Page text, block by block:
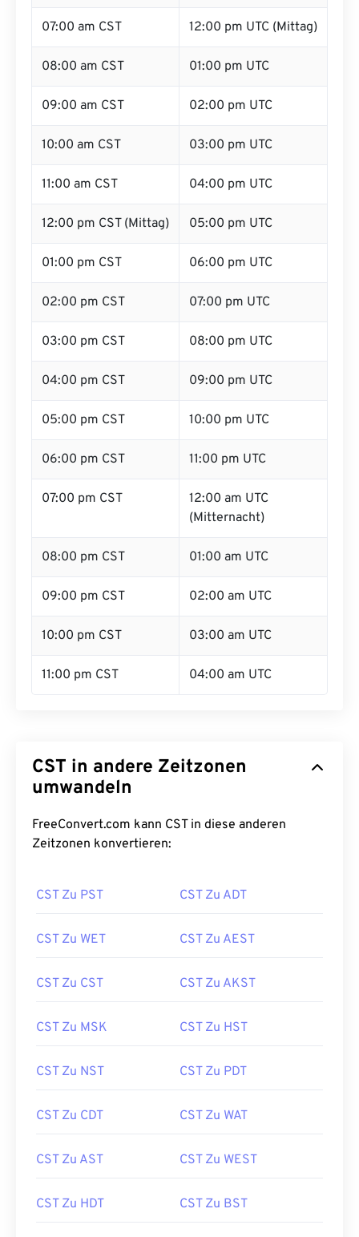
07:00 am CST 12:00 pm UTC (Mittag)
08:00 am CST 01:00 pm UTC
09:00 am CST 02:00 pm UTC
10:00 am CST 03:00 pm UTC
11:00 am CST 04:00 pm UTC
12:00 pm CST (Mittag) 05:00 pm UTC
01:00 pm CST 06:00 pm UTC
02:00 pm CST 07:00 pm UTC
03:00 pm CST 08:00 pm UTC
04:00 pm CST 09:00 pm UTC
05:00 pm CST 10:00 pm UTC
06:00 pm CST 11:00 pm UTC
07:00 pm CST
12:00 am UTC
(Mitternacht)
08:00 pm CST 01:00 am UTC
09:00 pm CST 02:00 am UTC
10:00 pm CST 03:00 am UTC
11:00 pm CST 04:00 am UTC
CST in andere Zeitzonen
umwandeln
FreeConvert.com kann CST in diese anderen
Zeitzonen konvertieren:
CST Zu PST CST Zu ADT
CST Zu WET CST Zu AEST
CST Zu CST CST Zu AKST
CST Zu MSK CST Zu HST
CST Zu NST CST Zu PDT
CST Zu CDT CST Zu WAT
CST Zu AST CST Zu WEST
CST Zu HDT CST Zu BST